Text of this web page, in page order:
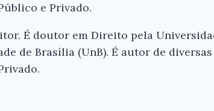
e Privado.
É doutor em Direito pela
de Brasília (UnB). É autor de